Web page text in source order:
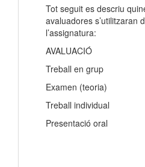
Tot seguit es descriu
avaluadores s’utilitzaran
l’assignatura:
AVALUACIÓ
Treball en grup
Examen (teoria)
Treball individual
Presentació oral